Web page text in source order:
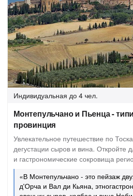
Индивидуальная до 4 чел.
Монтепульчано и Пьенца -
провинция
Увлекательное путешествие по
дегустации сыров и вина. Откройте
и гастрономические сокровища
«В Монтепульчано - это пейзаж
д'Орча и Вал ди Кьяна,